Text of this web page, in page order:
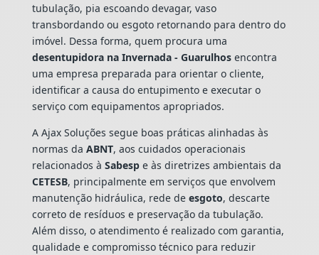
tubulação, pia escoando devagar, vaso
transbordando ou esgoto retornando para dentro do
imóvel. Dessa forma, quem procura uma
desentupidora na Invernada - Guarulhosencontra
uma empresa preparada para orientar o cliente,
identificar a causa do entupimento e executar o
serviço com equipamentos apropriados.
A Ajax Soluções segue boas práticas alinhadas às
normas da ABNT, aos cuidados operacionais
relacionados à Sabespe às diretrizes ambientais da
CETESB, principalmente em serviços que envolvem
manutenção hidráulica, rede de esgoto, descarte
correto de resíduos e preservação da tubulação.
Além disso, o atendimento é realizado com garantia,
qualidade e compromisso técnico para reduzir